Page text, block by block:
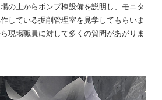
の上からポンプ棟設備を説明し、モニタ
している掘削管理室を見学してもらいま
現場職員に対して多くの質問があがりま